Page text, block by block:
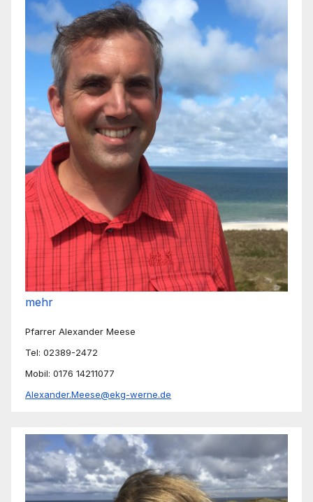
mehr
Pfarrer Alexander Meese
Tel: 02389-2472
Mobil: 0176 14211077
Alexander.Meese@ekg-werne.de